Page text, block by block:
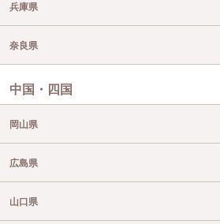
兵庫県
奈良県
中国・四国
岡山県
広島県
山口県